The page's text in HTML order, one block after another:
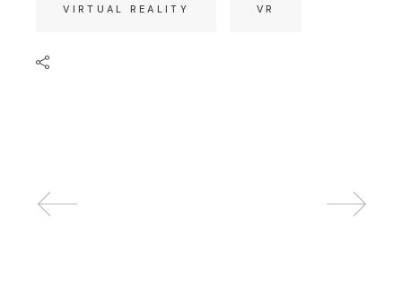
VIRTUAL REALITY VR